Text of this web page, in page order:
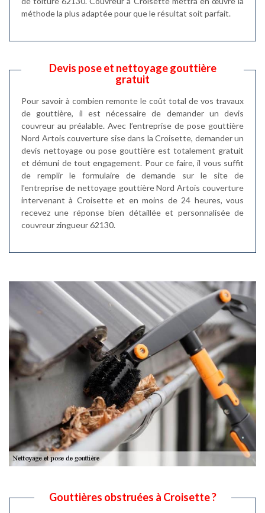
méthode la plus adaptée pour que le résultat soit parfait.
Devis pose et nettoyage gouttière
gratuit
Pour savoir à combien remonte le coût total de vos travaux
de gouttière, il est nécessaire de demander un devis
couvreur au préalable. Avec l’entreprise de pose gouttière
Nord Artois couverture sise dans la Croisette, demander un
devis nettoyage ou pose gouttière est totalement gratuit
et démuni de tout engagement. Pour ce faire, il vous suffit
de remplir le formulaire de demande sur le site de
l’entreprise de nettoyage gouttière Nord Artois couverture
intervenant à Croisette et en moins de 24 heures, vous
recevez une réponse bien détaillée et personnalisée de
couvreur zingueur 62130.
Gouttières obstruées à Croisette ?